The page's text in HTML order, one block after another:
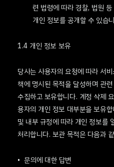
련 법령에 따라 경찰, 법원
개인 정보를 공개할 수 있습
1.4 개인 정보 보유
당사는 사용자의 요청에 따라 서
책에 명시된 목적을 달성하며 관
수집하고 보유합니다. 계정 삭제
용자의 개인 정보 대부분을 보유
및 내부 규정에 따라 개인 정보를
처리합니다. 보관 목적은 다음과
문의에 대한 답변